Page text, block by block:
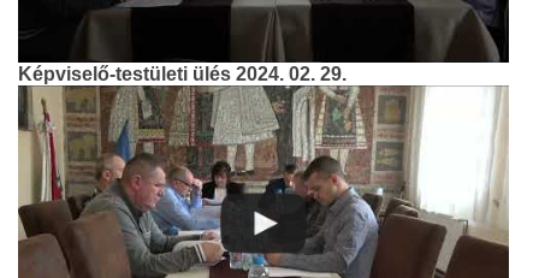
Képviselő-testületi ülés 2024. 02. 29.